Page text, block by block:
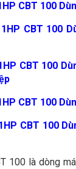
CBT 100
CBT 100
CBT 100
CBT 100
CBT 100
100 là dòng